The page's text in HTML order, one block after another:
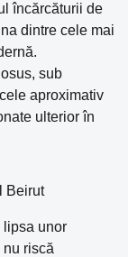
încărcăturii de
dintre cele mai
sub
aproximativ
ulterior în
Beirut
lipsa unor
riscă